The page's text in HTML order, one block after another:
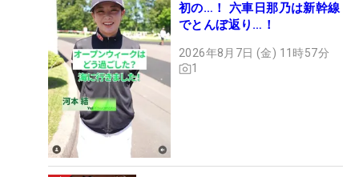
初の…！ 六車日那乃は新幹線
でとんぼ返り…！
2026年8月7日 (金) 11時57分
1